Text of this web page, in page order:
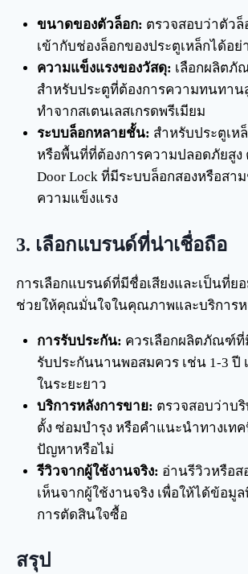
ขนาดของตัวล็อก: ตรวจสอบว่าตัว
เข้ากับช่องล็อกของประตูเหล็กได้อย่
ความแข็งแรงของวัสดุ: เลือกผลิตภั
สำหรับประตูที่ต้องการความทนทาน
ทำจากสเตนเลสเกรดพรีเมียม
ระบบล็อกหลายชั้น: สำหรับประตูเห
หรือพื้นที่ที่ต้องการความปลอดภัยสูง
Door Lock ที่มีระบบล็อกสองหรือสา
ความแข็งแรง
3. เลือกแบรนด์ที่น่าเชื่อถือ
การเลือกแบรนด์ที่มีชื่อเสียงและเป็นที่ย
ช่วยให้คุณมั่นใจในคุณภาพและบริการห
การรับประกัน: ควรเลือกผลิตภัณฑ์ที่
รับประกันนานพอสมควร เช่น 1-3 ปี
ในระยะยาว
บริการหลังการขาย: ตรวจสอบว่าบ
ตั้ง ซ่อมบำรุง หรือคำแนะนำทางเท
ปัญหาหรือไม่
รีวิวจากผู้ใช้งานจริง: อ่านรีวิวหรือ
เห็นจากผู้ใช้งานจริง เพื่อให้ได้ข้อมู
การตัดสินใจซื้อ
สรุป